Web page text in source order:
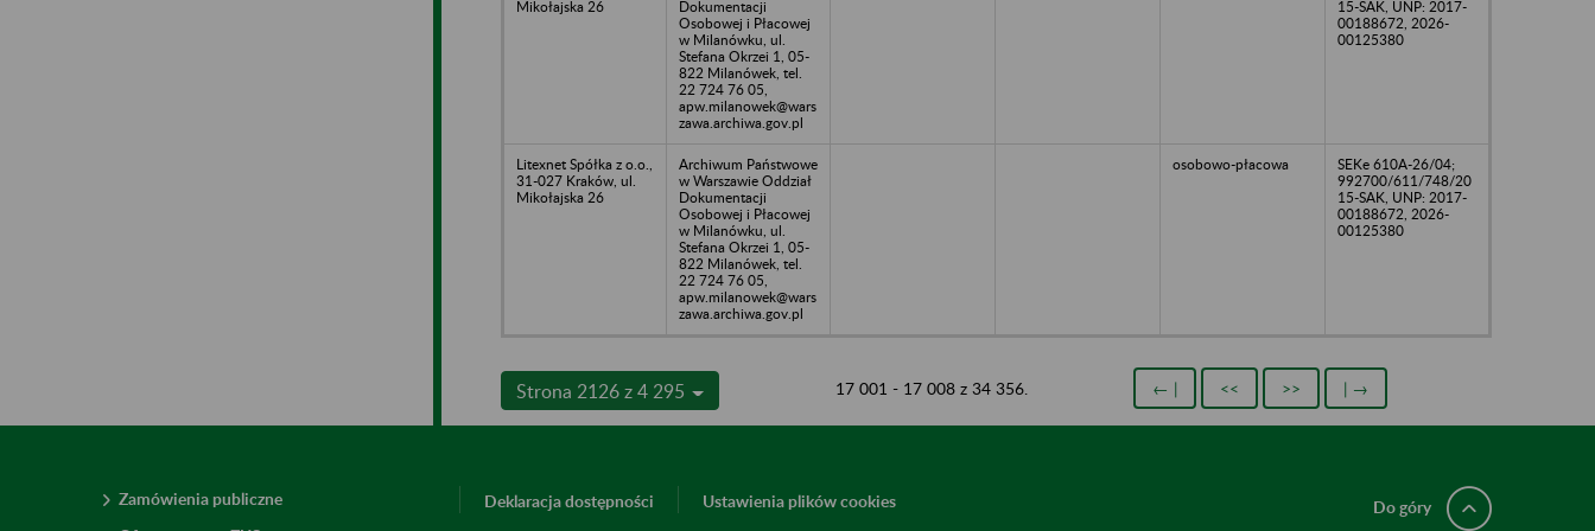
Mikołajska 26
Dokumentacji
Osobowej i Płacowej
w Milanówku, ul.
Stefana Okrzei 1, 05-
822 Milanówek, tel.
22 724 76 05,
apw.milanowek@wars
zawa.archiwa.gov.pl
15-SAK, UNP: 2017-
00188672, 2026-
00125380
Litexnet Spółka z o.o.,
31-027 Kraków, ul.
Mikołajska 26
Archiwum Państwowe
w Warszawie Oddział
Dokumentacji
Osobowej i Płacowej
w Milanówku, ul.
Stefana Okrzei 1, 05-
822 Milanówek, tel.
22 724 76 05,
apw.milanowek@wars
zawa.archiwa.gov.pl
osobowo-płacowa
SEKe 610A-26/04;
992700/611/748/20
15-SAK, UNP: 2017-
00188672, 2026-
00125380
Strona 2126 z 4 295 17 001 - 17 008 z 34 356. ← | << >> | →
Zamówienia publiczne
Deklaracja dostępności Ustawienia plików cookies Do góry